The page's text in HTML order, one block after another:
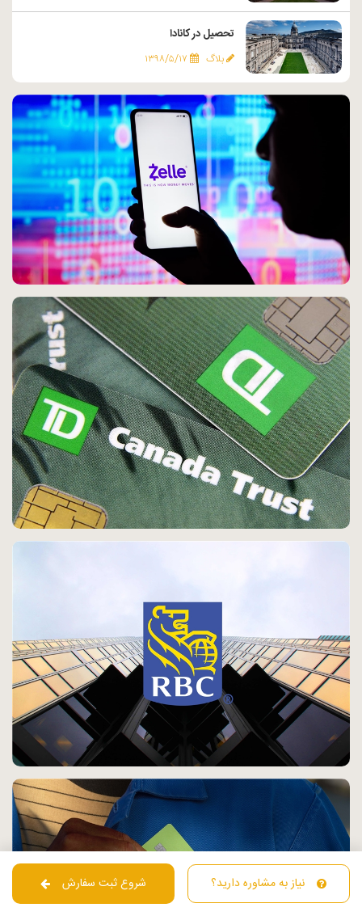
نیاز به مشاوره دارید؟ شروع ثبت سفارش
تحصیل در کانادا
بلاگ ۱۳۹۸/۵/۱۷